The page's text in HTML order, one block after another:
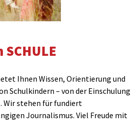
Ihnen Wissen, Orientierung und
Schulkindern – von der Einschulung
Wir stehen für fundiert
Journalismus. Viel Freude mit